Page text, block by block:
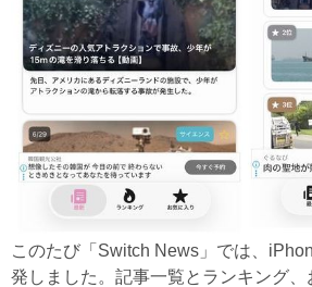
このたび「Switch News」では、
発しました。記事一覧とランキング